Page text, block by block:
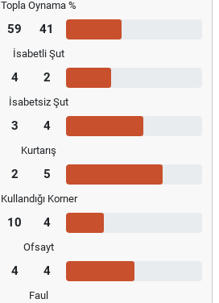
Topla Oynama %
59 41
İsabetli Şut
4 2
İsabetsiz Şut
3 4
Kurtarış
2 5
Kullandığı Korner
10 4
Ofsayt
4 4
Faul